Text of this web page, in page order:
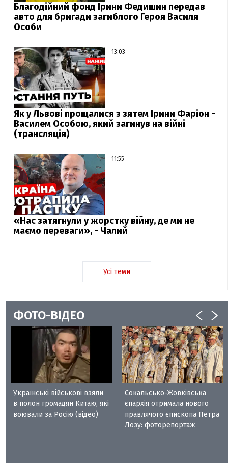
Благодійний фонд Ірини Федишин передав
авто для бригади загиблого Героя Василя
Особи
13:03
Як у Львові прощалися з зятем Ірини Фаріон -
Василем Особою, який загинув на війні
(трансляція)
11:55
«Нас затягнули у жорстку війну, де ми не
маємо переваги», - Чалий
Усі теми
ФОТО-ВІДЕО
Українські військові взяли
в полон громадян Китаю, які
воювали за Росію (відео)
Сокальсько-Жовківська
єпархія отримала нового
правлячого єпископа Петра
Лозу: фоторепортаж